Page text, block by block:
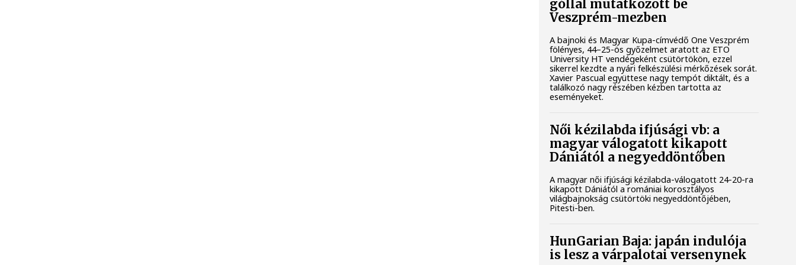
góllal mutatkozott be
Veszprém-mezben
A bajnoki és Magyar Kupa-címvédő One Veszprém
fölényes, 44–25-ös győzelmet aratott az ETO
University HT vendégeként csütörtökön, ezzel
sikerrel kezdte a nyári felkészülési mérkőzések sorát.
Xavier Pascual együttese nagy tempót diktált, és a
találkozó nagy részében kézben tartotta az
eseményeket.
Női kézilabda ifjúsági vb: a
magyar válogatott kikapott
Dániától a negyeddöntőben
A magyar női ifjúsági kézilabda-válogatott 24-20-ra
kikapott Dániától a romániai korosztályos
világbajnokság csütörtöki negyeddöntőjében,
Pitesti-ben.
HunGarian Baja: japán indulója
is lesz a várpalotai versenynek